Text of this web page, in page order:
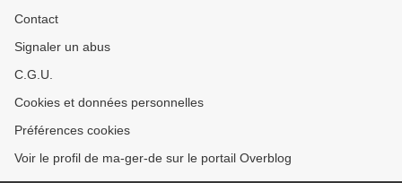
Contact
Signaler un abus
C.G.U.
Cookies et données personnelles
Préférences cookies
Voir le profil de ma-ger-de sur le portail Overblog